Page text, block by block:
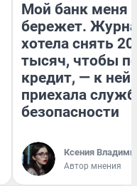
Мой банк меня
бережет.
хотела снять
тысяч, чтобы
кредит, — к
приехала
безопасности
Ксения
Автор мнения